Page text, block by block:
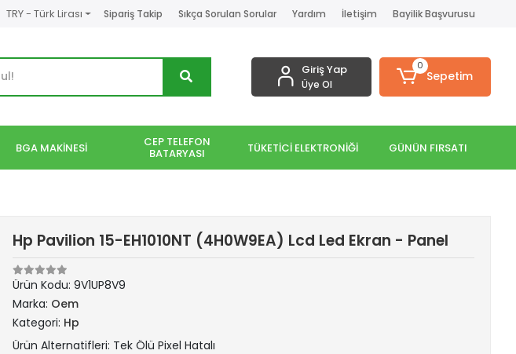
TRY - Türk Lirası Sipariş Takip Sıkça Sorulan Sorular Yardım İletişim Bayilik Başvurusu
Giriş Yap
Üye Ol
0
Sepetim
BGA MAKİNESİ CEP TELEFON
BATARYASI TÜKETİCİ ELEKTRONİĞİ GÜNÜN FIRSATI
Hp Pavilion 15-EH1010NT (4H0W9EA) Lcd Led Ekran - Panel
Ürün Kodu: 9V1UP8V9
Marka: Oem
Kategori: Hp
Ürün Alternatifleri: Tek Ölü Pixel Hatalı